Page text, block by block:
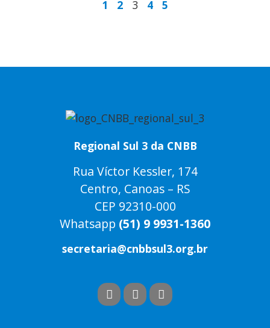
1 2 3 4 5
Regional Sul 3 da CNBB
Rua Víctor Kessler, 174
Centro, Canoas – RS
CEP 92310-000
Whatsapp (51) 9 9931-1360
secretaria@cnbbsul3.org.br